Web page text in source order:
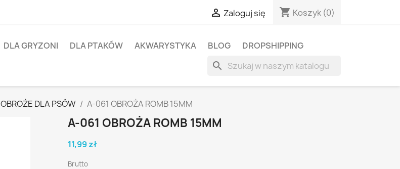
 Zaloguj się shopping_cart Koszyk (0)
DLA GRYZONI DLA PTAKÓW AKWARYSTYKA BLOG DROPSHIPPING
search
OBROŻE DLA PSÓW A-061 OBROŻA ROMB 15MM
A-061 OBROŻA ROMB 15MM
11,99 zł
Brutto